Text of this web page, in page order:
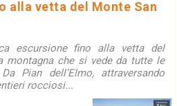
alla vetta del Monte San
escursione fino alla vetta del
montagna che si vede da tutte le
Pian dell’Elmo, attraversando
rocciosi...